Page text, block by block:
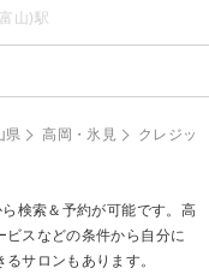
山)駅
県 高岡・氷見
クレジッ
検索＆予約が可能です。高
スなどの条件から自分に
サロンもあります。